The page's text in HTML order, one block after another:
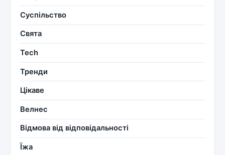
Суспільство
Свята
Tech
Тренди
Цікаве
Велнес
Відмова від відповідальності
Їжа